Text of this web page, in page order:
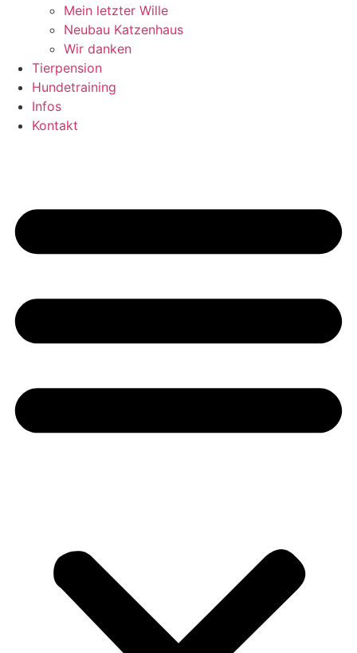
Mein letzter Wille
Neubau Katzenhaus
Wir danken
Tierpension
Hundetraining
Infos
Kontakt